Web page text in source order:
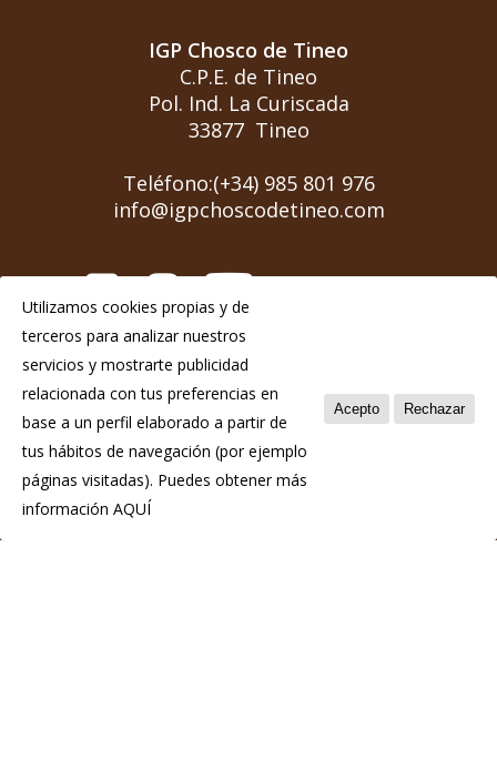
IGP Chosco de Tineo
C.P.E. de Tineo
Pol. Ind. La Curiscada
33877 Tineo
Teléfono:(+34) 985 801 976
info@igpchoscodetineo.com
Aviso Legal
Política de privacidad
Política de cookies
Utilizamos cookies propias y de
terceros para analizar nuestros
servicios y mostrarte publicidad
relacionada con tus preferencias en
base a un perfil elaborado a partir de
tus hábitos de navegación (por ejemplo
páginas visitadas). Puedes obtener más
información AQUÍ
Acepto Rechazar